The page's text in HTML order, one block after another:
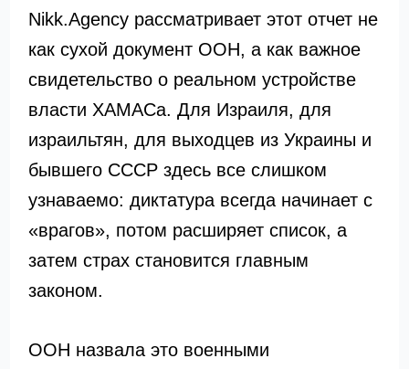
Nikk.Agency рассматривает этот отчет не
как сухой документ ООН, а как важное
свидетельство о реальном устройстве
власти ХАМАСа. Для Израиля, для
израильтян, для выходцев из Украины и
бывшего СССР здесь все слишком
узнаваемо: диктатура всегда начинает с
«врагов», потом расширяет список, а
затем страх становится главным
законом.
ООН назвала это военными